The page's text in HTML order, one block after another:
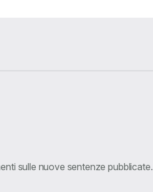
sulle nuove sentenze pubblicate.